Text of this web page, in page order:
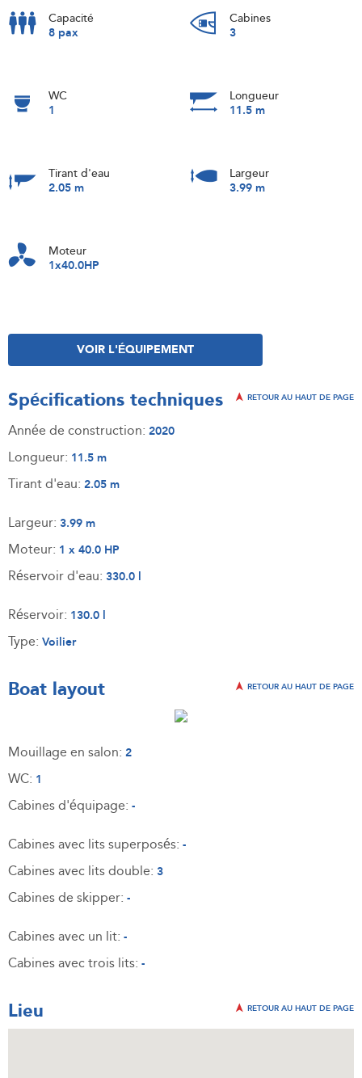
Capacité
8 pax
Cabines
3
WC
1
Longueur
11.5 m
Tirant d'eau
2.05 m
Largeur
3.99 m
Moteur
1x40.0HP
VOIR L'ÉQUIPEMENT
Spécifications techniques RETOUR AU HAUT DE PAGE
Année de construction: 2020
Longueur: 11.5 m
Tirant d'eau: 2.05 m
Largeur: 3.99 m
Moteur: 1 x 40.0 HP
Réservoir d'eau: 330.0 l
Réservoir: 130.0 l
Type: Voilier
Boat layout RETOUR AU HAUT DE PAGE
Mouillage en salon: 2
WC: 1
Cabines d'équipage: -
Cabines avec lits superposés: -
Cabines avec lits double: 3
Cabines de skipper: -
Cabines avec un lit: -
Cabines avec trois lits: -
Lieu RETOUR AU HAUT DE PAGE